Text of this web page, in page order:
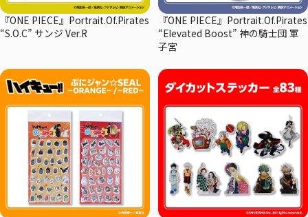
『ONE PIECE』Portrait.Of.Pirates
“S.O.C” サンジ Ver.R
『ONE PIECE』Portrait.Of.Pirates
“Elevated Boost” 神の騎士団 軍
子宮